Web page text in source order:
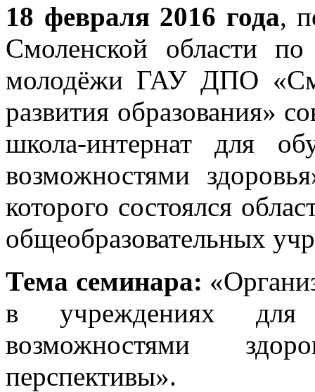
18 февраля 2016 года,
Смоленской области
молодёжи ГАУ ДПО
развития образования»
школа-интернат для
возможностями
которого состоялся
общеобразовательных
Тема семинара:
в учреждениях
возможностями
перспективы».